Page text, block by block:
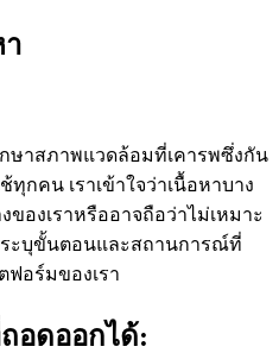
กษาสภาพแวดล้อมที่เคารพซึ่งกัน
กคน เราเข้าใจว่าเนื้อหาบาง
ของเราหรืออาจถือว่าไม่เหมาะ
ะบุขั้นตอนและสถานการณ์ที่
ฟอร์มของเรา
อดออกได้: